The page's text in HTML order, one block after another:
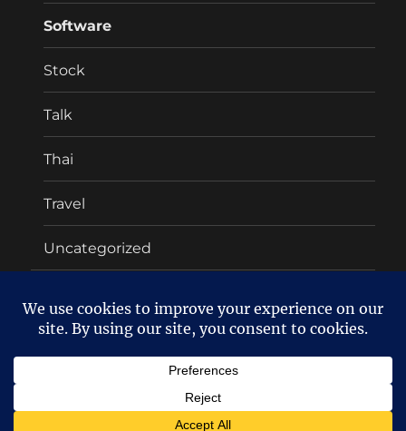
Software
Stock
Talk
Thai
Travel
Uncategorized
TwitterFacebook
ลง WordPress แล้ว!!